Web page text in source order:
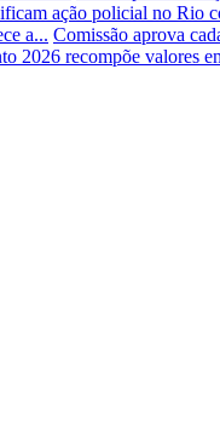
ação policial no Rio
a... Comissão aprova
2026 recompõe valores